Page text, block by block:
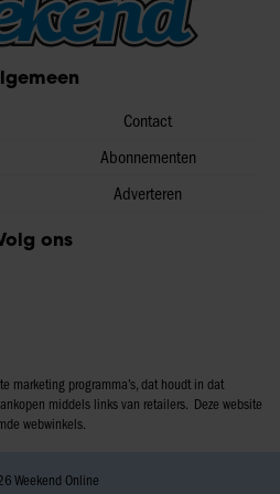
van onze site met onze
adverteren en analyse. Deze
combineren met andere
gebruik van hun services. U
als u onze website blijft
Contact
Abonnementen
Adverteren
ons
marketing programma’s, dat houdt in dat
middels links van retailers. Deze website
webwinkels.
Weekend Online